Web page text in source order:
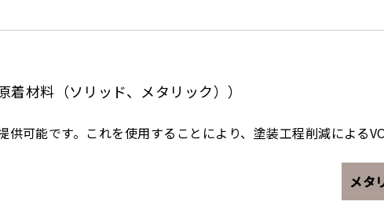
材料（ソリッド、メタリック））
可能です。これを使用することにより、塗装工程削減による
メタ